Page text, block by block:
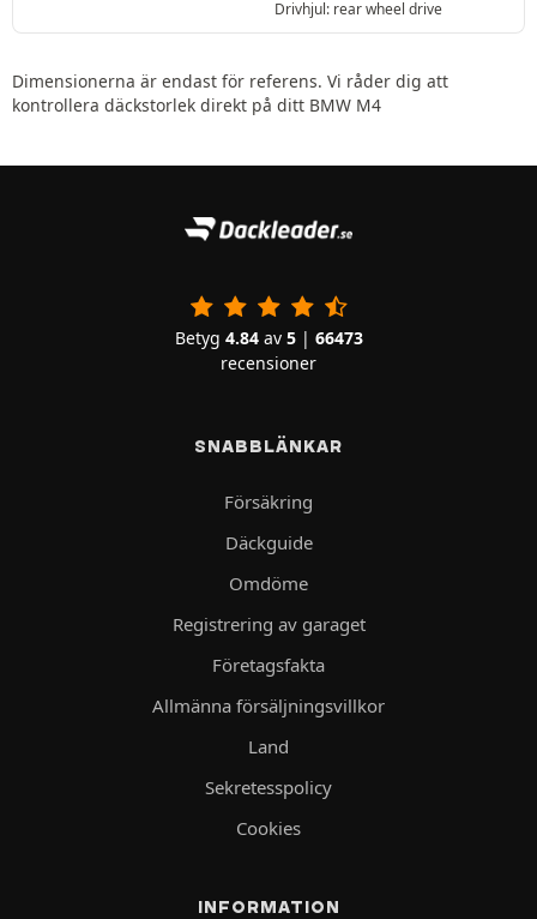
Drivhjul: rear wheel drive
Dimensionerna är endast för referens. Vi råder dig att
kontrollera däckstorlek direkt på ditt BMW M4
Betyg 4.84av 5| 66473
recensioner
SNABBLÄNKAR
Försäkring
Däckguide
Omdöme
Registrering av garaget
Företagsfakta
Allmänna försäljningsvillkor
Land
Sekretesspolicy
Cookies
INFORMATION